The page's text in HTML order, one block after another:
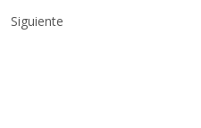
Siguiente